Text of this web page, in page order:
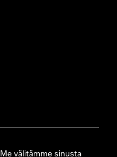
Me välitämme sinusta